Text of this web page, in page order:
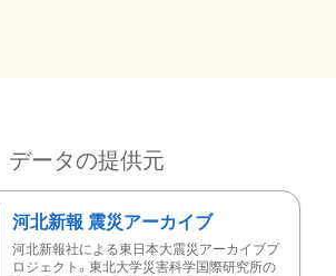
データの提供元
河北新報 震災アーカイブ
河北新報社による東日本大震災アーカイブプ
ロジェクト。東北大学災害科学国際研究所の